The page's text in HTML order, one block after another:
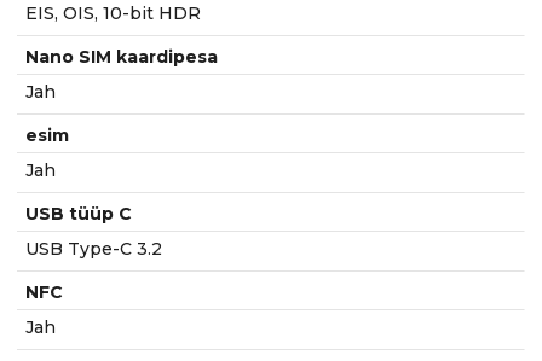
EIS, OIS, 10-bit HDR
Nano SIM kaardipesa
Jah
esim
Jah
USB tüüp C
USB Type-C 3.2
NFC
Jah